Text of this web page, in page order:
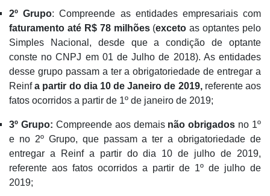
2º Grupo: Compreende as entidades empresariais com
faturamento até R$ 78 milhões(exceto as optantes pelo
Simples Nacional, desde que a condição de optante
conste no CNPJ em 01 de Julho de 2018). As entidades
desse grupo passam a ter a obrigatoriedade de entregar a
Reinfa partir do dia 10 de Janeiro de 2019,referente aos
fatos ocorridos a partir de 1º de janeiro de 2019;
3º Grupo: Compreende aos demais não obrigados no 1º
e no 2º Grupo, que passam a ter a obrigatoriedade de
entregar a Reinf a partir do dia 10 de julho de 2019,
referente aos fatos ocorridos a partir de 1º de julho de
2019;